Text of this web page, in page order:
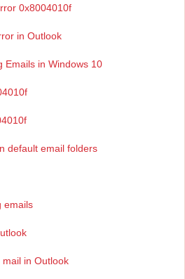
0x8004010f
in Outlook
Emails in Windows 10
default email folders
emails
mail in Outlook